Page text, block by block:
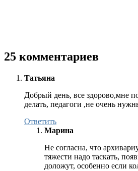
25 комментариев
Татьяна
Добрый день, все здорово,мне
делать, педагоги ,не очень
Ответить
Марина
Не согласна, что
тяжести надо таскать,
доложут, особенно если